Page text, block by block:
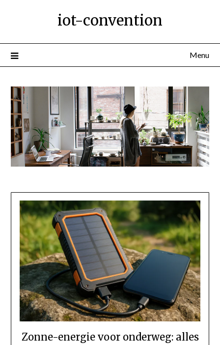
inhoud
iot-convention
Menu
Zonne-energie voor onderweg: alles